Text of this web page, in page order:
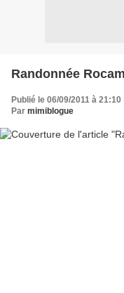
Randonnée
Publié le 06/09/2011 à 21:10
Par mimiblogue